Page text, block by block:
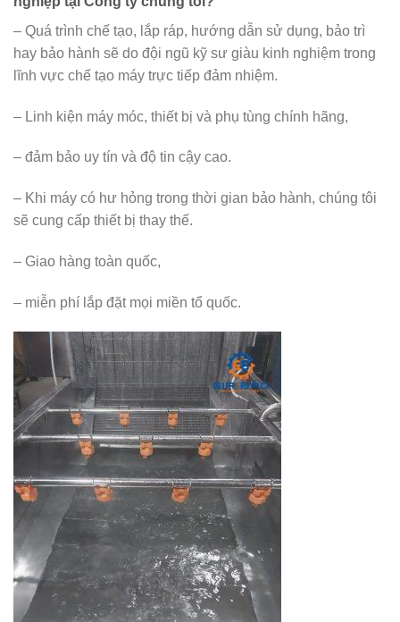
– Quá trình chế tạo, lắp ráp, hướng dẫn sử dụng, bảo trì
hay bảo hành sẽ do đội ngũ kỹ sư giàu kinh nghiệm trong
lĩnh vực chế tạo máy trực tiếp đảm nhiệm.
– Linh kiện máy móc, thiết bị và phụ tùng chính hãng,
– đảm bảo uy tín và độ tin cậy cao.
– Khi máy có hư hỏng trong thời gian bảo hành, chúng tôi
sẽ cung cấp thiết bị thay thế.
– Giao hàng toàn quốc,
– miễn phí lắp đặt mọi miền tổ quốc.